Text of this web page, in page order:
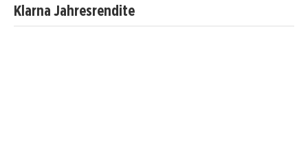
Klarna Jahresrendite